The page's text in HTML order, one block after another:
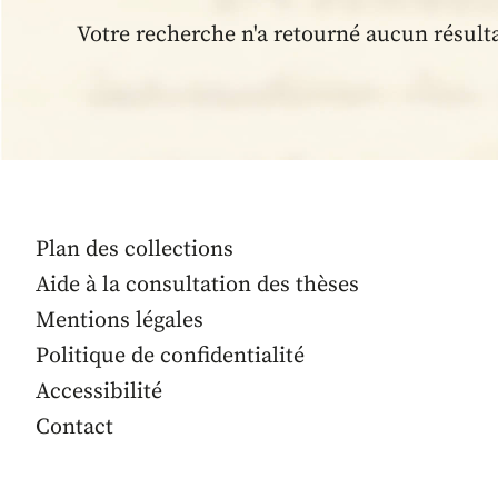
Votre recherche n'a retourné aucun
Plan des collections
Aide à la consultation des thèses
Mentions légales
Politique de confidentialité
Accessibilité
Contact